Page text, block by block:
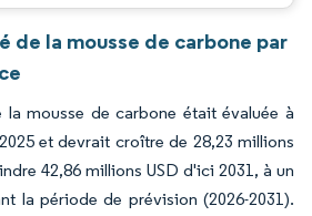
de la mousse de carbone par
mousse de carbone était évaluée à
et devrait croître de 28,23 millions
42,86 millions USD d'ici 2031, à un
la période de prévision (2026-2031).